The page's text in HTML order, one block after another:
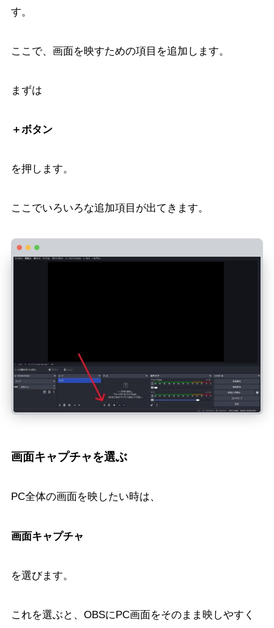
す。
ここで、画面を映すための項目を追加します。
まずは
＋ボタン
を押します。
ここでいろいろな追加項目が出てきます。
画面キャプチャを選ぶ
PC全体の画面を映したい時は、
画面キャプチャ
を選びます。
これを選ぶと、OBSにPC画面をそのまま映しやすく